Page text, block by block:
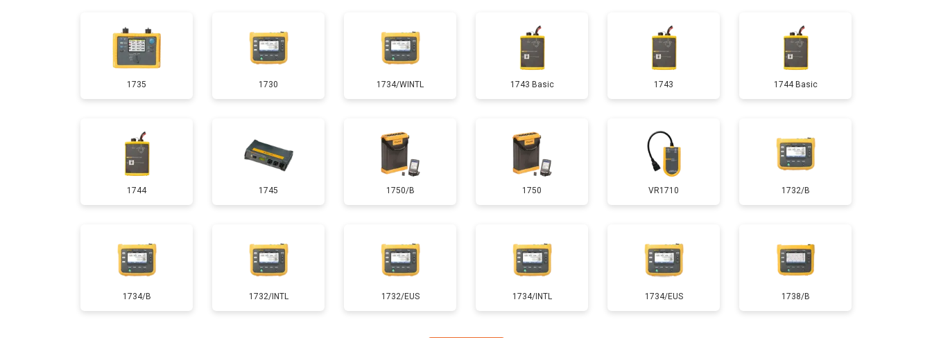
1735 1730 1734/WINTL 1743 Basic 1743 1744 Basic
1744 1745 1750/B 1750 VR1710 1732/B
1734/B 1732/INTL 1732/EUS 1734/INTL 1734/EUS 1738/B